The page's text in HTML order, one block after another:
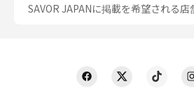
SAVOR JAPANに掲載を希望される店